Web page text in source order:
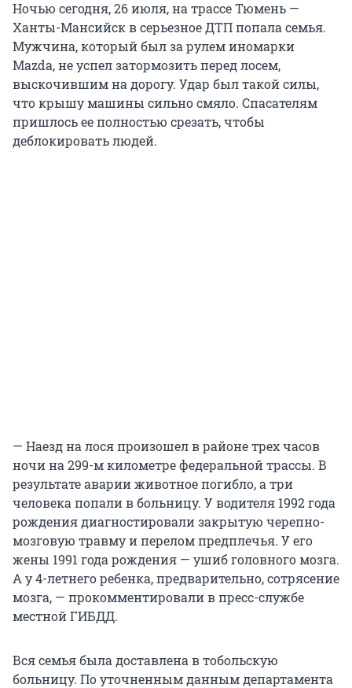
Ночью сегодня, 26 июля, на трассе Тюмень —
Ханты-Мансийск в серьезное ДТП попала семья.
Мужчина, который был за рулем иномарки
Mazda, не успел затормозить перед лосем,
выскочившим на дорогу. Удар был такой силы,
что крышу машины сильно смяло. Спасателям
пришлось ее полностью срезать, чтобы
деблокировать людей.
— Наезд на лося произошел в районе трех часов
ночи на 299-м километре федеральной трассы. В
результате аварии животное погибло, а три
человека попали в больницу. У водителя 1992 года
рождения диагностировали закрытую черепно-
мозговую травму и перелом предплечья. У его
жены 1991 года рождения — ушиб головного мозга.
А у 4-летнего ребенка, предварительно, сотрясение
мозга, — прокомментировали в пресс-службе
местной ГИБДД.
Вся семья была доставлена в тобольскую
больницу. По уточненным данным департамента